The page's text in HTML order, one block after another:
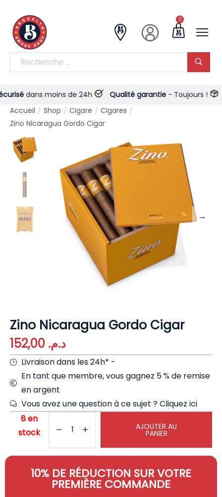
0
dans moins de 24h Qualité garantie- Toujours !
Accueil / Shop / Cigare / Cigares /
Zino Nicaragua Gordo Cigar
Zino Nicaragua Gordo Cigar
د.م.
Livraison dans les 24h* -
En tant que membre, vous gagnez 5 % de remise
en argent
Vous avez une question à ce sujet ?Cliquez ici
8 en
stock
AJOUTER AU
PANIER
10% DE RÉDUCTION SUR VOTRE
PREMIÈRE COMMANDE